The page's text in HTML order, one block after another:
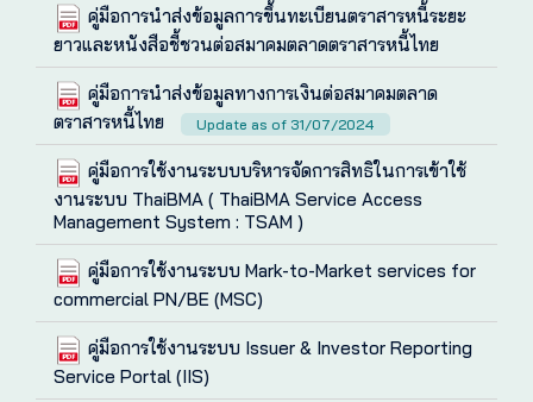
คู่มือการนำส่งข้อมูลการขึ้นทะเบียนตราสารหนี้ระยะ
ยาวและหนังสือชี้ชวนต่อสมาคมตลาดตราสารหนี้ไทย
คู่มือการนำส่งข้อมูลทางการเงินต่อสมาคมตลาด
ตราสารหนี้ไทย
Update as of 31/07/2024
คู่มือการใช้งานระบบบริหารจัดการสิทธิในการเข้าใช้
งานระบบ ThaiBMA ( ThaiBMA Service Access
Management System : TSAM )
คู่มือการใช้งานระบบ Mark-to-Market services for
commercial PN/BE (MSC)
คู่มือการใช้งานระบบ Issuer & Investor Reporting
Service Portal (IIS)